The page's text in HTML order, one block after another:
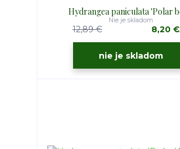
Hydrangea paniculata 'Polar
12,89 € 8,20 €
Nie je skladom
nie je skladom